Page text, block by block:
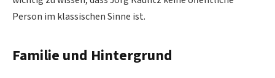
Person im klassischen Sinne ist.
Familie und Hintergrund